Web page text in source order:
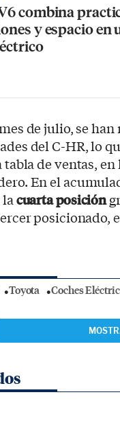
combina
y espacio en
de julio, se
del C-HR, lo
tabla de ventas,
En el
cuarta posición
posicionado,
Toyota Coches